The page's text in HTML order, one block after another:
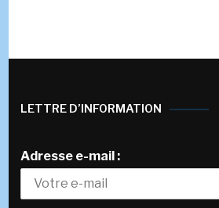
LETTRE D’INFORMATION
Adresse e-mail :